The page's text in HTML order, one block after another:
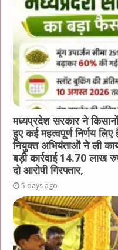
मध्यप्रदेश सरकार ने
हुए कई महत्वपूर्ण निर्णय
नियुक्त अभियंताओं ने ली
बड़ी कार्रवाई 14.70 लाख
दो आरोपी गिरफ्तार,
5 days ago